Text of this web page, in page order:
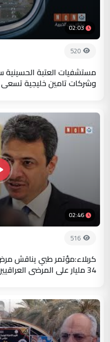
02:03
520
مستشفيات العتبة الحسينية
وشركات تامين خليجية تسعى
02:46
516
كربلاء:مؤتمر طبي يناقش
34 مليار على المرضى العراقيين عام 2023